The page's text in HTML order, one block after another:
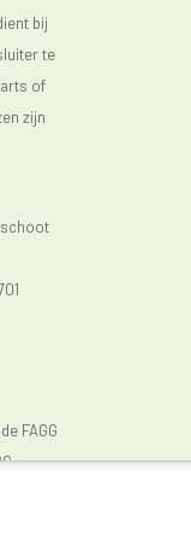
bij
te
of
zijn
FAGG